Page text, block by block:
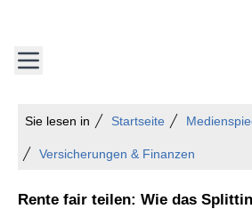
Sie lesen in Startseite
Versicherungen & Finanzen
Rente fair teilen: Wie das